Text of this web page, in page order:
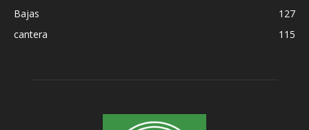
Bajas
127
cantera
115